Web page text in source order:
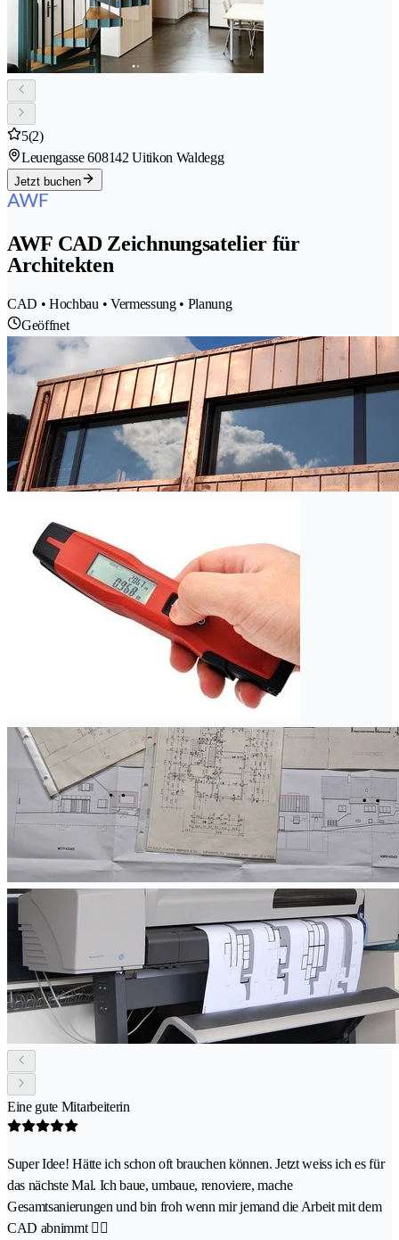
5(2)
Leuengasse 608142 Uitikon Waldegg
Jetzt buchen
AWF CAD Zeichnungsatelier für
Architekten
CAD • Hochbau • Vermessung • Planung
Geöffnet
Eine gute Mitarbeiterin
Super Idee! Hätte ich schon oft brauchen können. Jetzt weiss ich es für
das nächste Mal. Ich baue, umbaue, renoviere, mache
Gesamtsanierungen und bin froh wenn mir jemand die Arbeit mit dem
CAD abnimmt 👍🏻